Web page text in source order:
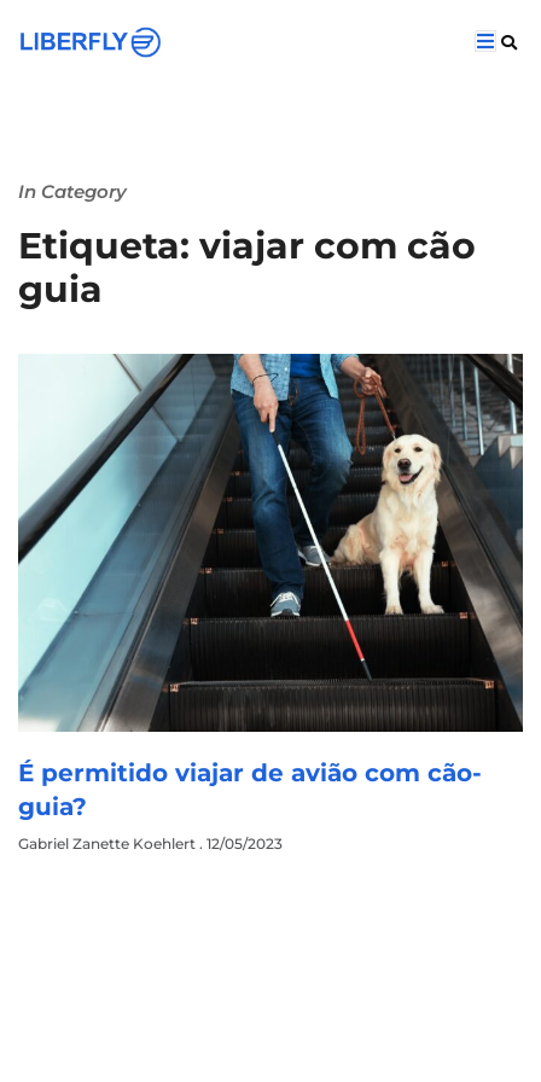
In Category
Etiqueta: viajar com cão
guia
É permitido viajar de avião com cão-
guia?
Gabriel Zanette Koehlert 12/05/2023